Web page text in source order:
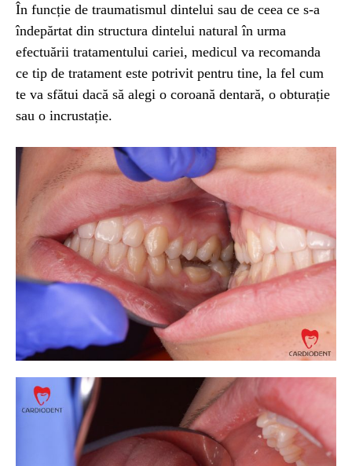
În funcție de traumatismul dintelui sau de ceea ce s-a
îndepărtat din structura dintelui natural în urma
efectuării tratamentului cariei, medicul va recomanda
ce tip de tratament este potrivit pentru tine, la fel cum
te va sfătui dacă să alegi o coroană dentară, o obturație
sau o incrustație.